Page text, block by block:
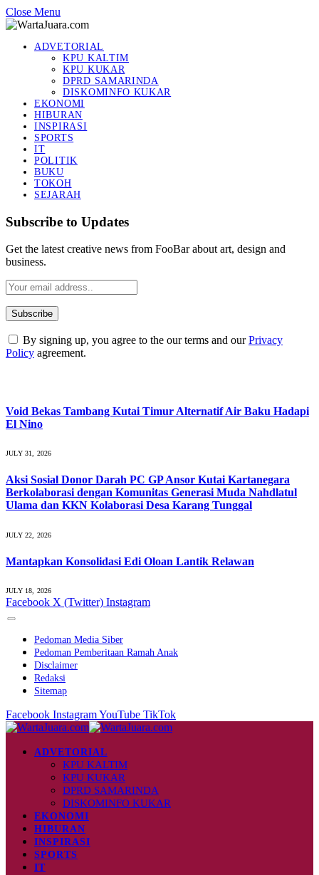
Close Menu
ADVETORIAL
KPU KALTIM
KPU KUKAR
DPRD SAMARINDA
DISKOMINFO KUKAR
EKONOMI
HIBURAN
INSPIRASI
SPORTS
IT
POLITIK
BUKU
TOKOH
SEJARAH
Subscribe to Updates
Get the latest creative news from FooBar about art, design and
business.
By signing up, you agree to the our terms and ourPrivacy
Policy agreement.
Void Bekas Tambang Kutai Timur Alternatif Air Baku Hadapi
El Nino
JULY 31, 2026
Aksi Sosial Donor Darah PC GP Ansor Kutai Kartanegara
Berkolaborasi dengan Komunitas Generasi Muda Nahdlatul
Ulama dan KKN Kolaborasi Desa Karang Tunggal
JULY 22, 2026
Mantapkan Konsolidasi Edi Oloan Lantik Relawan
JULY 18, 2026
Facebook X (Twitter) Instagram
Pedoman Media Siber
Pedoman Pemberitaan Ramah Anak
Disclaimer
Redaksi
Sitemap
Facebook InstagramYouTube TikTok
ADVETORIAL
KPU KALTIM
KPU KUKAR
DPRD SAMARINDA
DISKOMINFO KUKAR
EKONOMI
HIBURAN
INSPIRASI
SPORTS
IT